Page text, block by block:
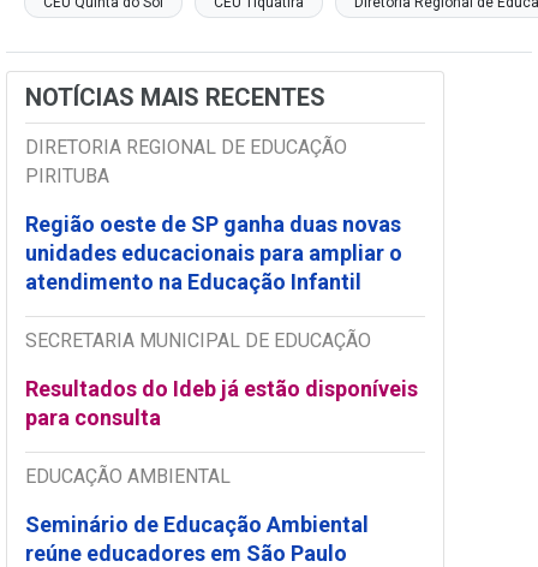
NOTÍCIAS MAIS RECENTES
DIRETORIA REGIONAL DE EDUCAÇÃO
PIRITUBA
Região oeste de SP ganha duas novas
unidades educacionais para ampliar o
atendimento na Educação Infantil
SECRETARIA MUNICIPAL DE EDUCAÇÃO
Resultados do Ideb já estão disponíveis
para consulta
EDUCAÇÃO AMBIENTAL
Seminário de Educação Ambiental
reúne educadores em São Paulo